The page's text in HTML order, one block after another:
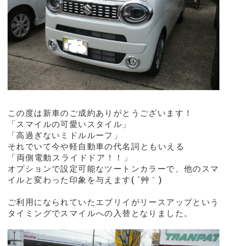
この度は新車のご成約ありがとうございます！
「スマイルの可愛いスタイル」
「高過ぎないミドルルーフ」
それでいて今や軽自動車の代名詞ともいえる
「両側電動スライドドア！！」
オプションで設定可能なツートンカラーで、他のスマ
イルと変わった印象を与えます( ´艸｀)
ご利用になられていたエブリイがリースアップという
タイミングでスマイルへの入替となりました。